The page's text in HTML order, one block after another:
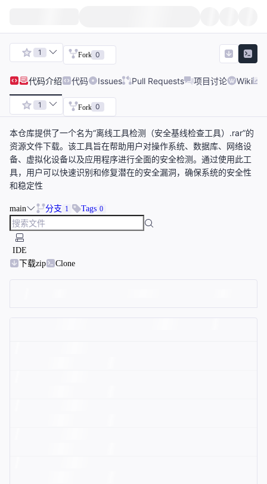
1 Fork 0
代码介绍 代码 Issues Pull Requests 项目讨论 Wiki
1 Fork 0
本仓库提供了一个名为“离线工具检测（安全基线检查工具）.rar”的
资源文件下载。该工具旨在帮助用户对操作系统、数据库、网络设
备、虚拟化设备以及应用程序进行全面的安全检测。通过使用此工
具，用户可以快速识别和修复潜在的安全漏洞，确保系统的安全性
和稳定性
main 分支 1 Tags 0
IDE
下载zip
Clone